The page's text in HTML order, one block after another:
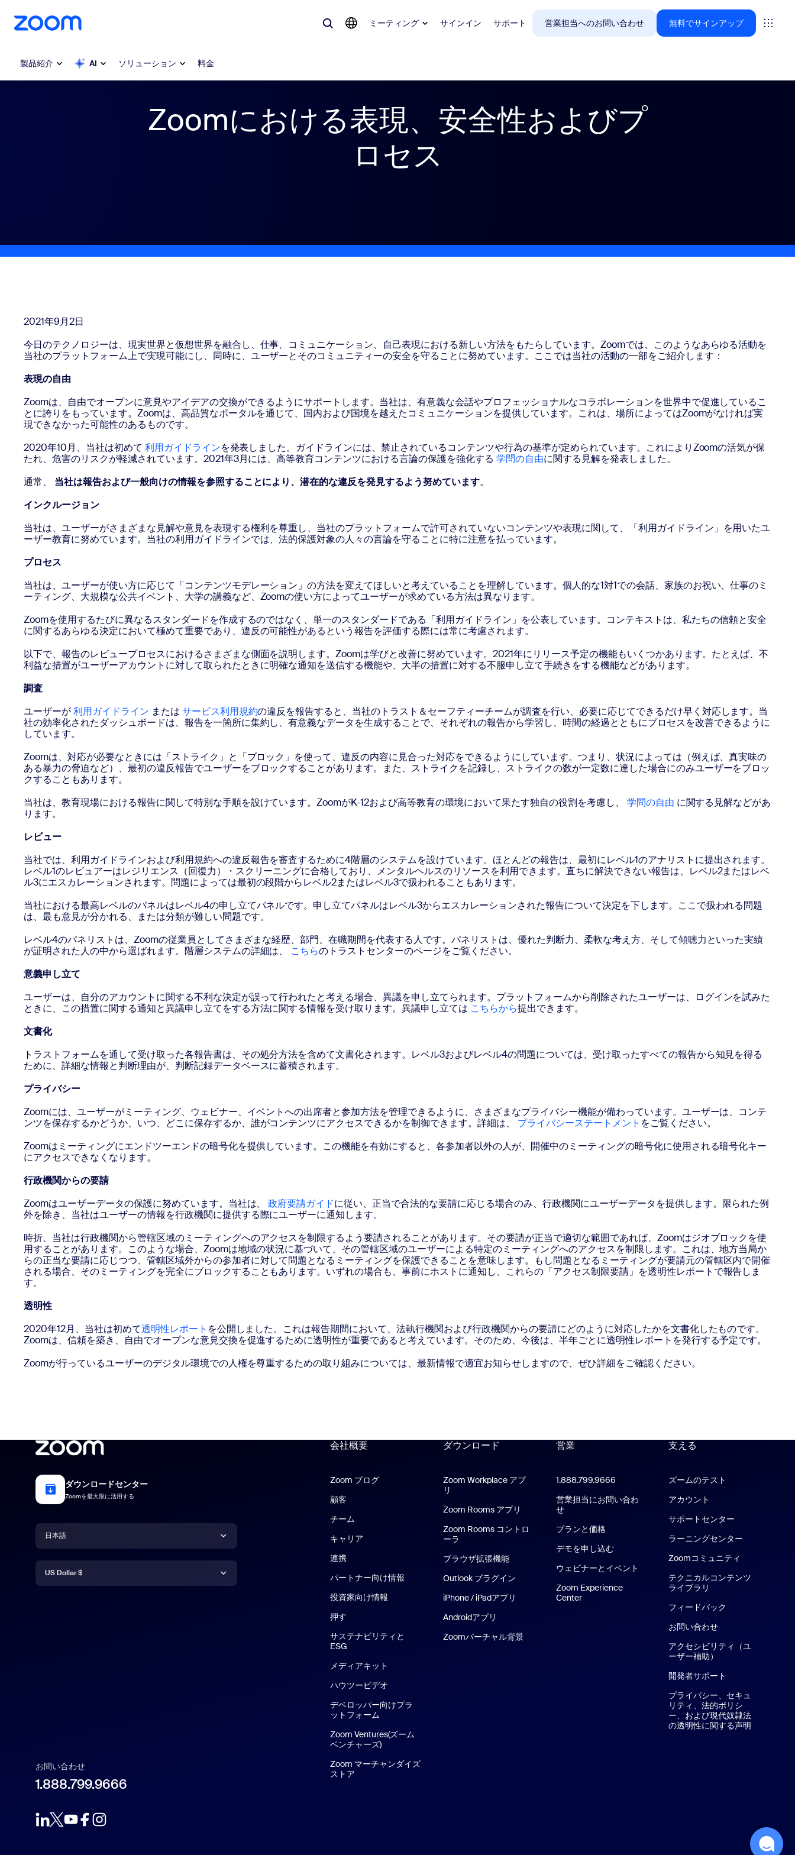
テンツへスキップ
ャットへスキップ
製品紹介 AI ソリューション 料金
ミーティング サインイン サポート 営業担当へのお問い合わせ 無料でサインアップ
人気
注目を集めているもの、トレンドになっているもの、話題を呼んでいるもの — Zoomのお客様が今関心を寄せているソリューションをご紹
Contact Center CXインサイト
デスクトップにインストール
ダウンロードセンター
お問い合わせ
+1.888.799.9666/ +1-888-303-1012
Zoomにおける表現、安全性およびプ
ロセス
2021年9月2日
今日のテクノロジーは、現実世界と仮想世界を融合し、仕事、コミュニケーション、自己表現における新しい方法をもたらしています。Zoomでは、このようなあらゆる活動を
当社のプラットフォーム上で実現可能にし、同時に、ユーザーとそのコミュニティーの安全を守ることに努めています。ここでは当社の活動の一部をご紹介します：
表現の自由
Zoomは、自由でオープンに意見やアイデアの交換ができるようにサポートします。当社は、有意義な会話やプロフェッショナルなコラボレーションを世界中で促進しているこ
とに誇りをもっています。Zoomは、高品質なポータルを通じて、国内および国境を越えたコミュニケーションを提供しています。これは、場所によってはZoomがなければ実
現できなかった可能性のあるものです。
2020年10月、当社は初めて 利用ガイドラインを発表しました。ガイドラインには、禁止されているコンテンツや行為の基準が定められています。これによりZoomの活気が保
たれ、危害のリスクが軽減されています。2021年3月には、高等教育コンテンツにおける言論の保護を強化する 学問の自由に関する見解を発表しました。
通常、 当社は報告および一般向けの情報を参照することにより、潜在的な違反を発見するよう努めています。
インクルージョン
当社は、ユーザーがさまざまな見解や意見を表現する権利を尊重し、当社のプラットフォームで許可されていないコンテンツや表現に関して、「利用ガイドライン」を用いたユ
ーザー教育に努めています。当社の利用ガイドラインでは、法的保護対象の人々の言論を守ることに特に注意を払っています。
プロセス
当社は、ユーザーが使い方に応じて「コンテンツモデレーション」の方法を変えてほしいと考えていることを理解しています。個人的な1対1での会話、家族のお祝い、仕事のミ
ーティング、大規模な公共イベント、大学の講義など、Zoomの使い方によってユーザーが求めている方法は異なります。
Zoomを使用するたびに異なるスタンダードを作成するのではなく、単一のスタンダードである「利用ガイドライン」を公表しています。コンテキストは、私たちの信頼と安全
に関するあらゆる決定において極めて重要であり、違反の可能性があるという報告を評価する際には常に考慮されます。
以下で、報告のレビュープロセスにおけるさまざまな側面を説明します。Zoomは学びと改善に努めています。2021年にリリース予定の機能もいくつかあります。たとえば、不
利益な措置がユーザーアカウントに対して取られたときに明確な通知を送信する機能や、大半の措置に対する不服申し立て手続きをする機能などがあります。
調査
ユーザーが利用ガイドライン または サービス利用規約の違反を報告すると、当社のトラスト＆セーフティーチームが調査を行い、必要に応じてできるだけ早く対応します。当
社の効率化されたダッシュボードは、報告を一箇所に集約し、有意義なデータを生成することで、それぞれの報告から学習し、時間の経過とともにプロセスを改善できるように
しています。
Zoomは、対応が必要なときには「ストライク」と「ブロック」を使って、違反の内容に見合った対応をできるようにしています。つまり、状況によっては（例えば、真実味の
ある暴力の脅迫など）、最初の違反報告でユーザーをブロックすることがあります。また、ストライクを記録し、ストライクの数が一定数に達した場合にのみユーザーをブロッ
クすることもあります。
当社は、教育現場における報告に関して特別な手順を設けています。ZoomがK-12および高等教育の環境において果たす独自の役割を考慮し、 学問の自由 に関する見解などがあ
ります。
レビュー
当社では、利用ガイドラインおよび利用規約への違反報告を審査するために4階層のシステムを設けています。ほとんどの報告は、最初にレベル1のアナリストに提出されます。
レベル1のレビュアーはレジリエンス（回復力）・スクリーニングに合格しており、メンタルヘルスのリソースを利用できます。直ちに解決できない報告は、レベル2またはレベ
ル3にエスカレーションされます。問題によっては最初の段階からレベル2またはレベル3で扱われることもあります。
当社における最高レベルのパネルはレベル4の申し立てパネルです。申し立てパネルはレベル3からエスカレーションされた報告について決定を下します。ここで扱われる問題
は、最も意見が分かれる、または分類が難しい問題です。
レベル4のパネリストは、Zoomの従業員としてさまざまな経歴、部門、在職期間を代表する人です。パネリストは、優れた判断力、柔軟な考え方、そして傾聴力といった実績
が証明された人の中から選ばれます。階層システムの詳細は、 こちらのトラストセンターのページをご覧ください。
意義申し立て
ユーザーは、自分のアカウントに関する不利な決定が誤って行われたと考える場合、異議を申し立てられます。プラットフォームから削除されたユーザーは、ログインを試みた
ときに、この措置に関する通知と異議申し立てをする方法に関する情報を受け取ります。異議申し立ては こちらから提出できます。
文書化
トラストフォームを通して受け取った各報告書は、その処分方法を含めて文書化されます。レベル3およびレベル4の問題については、受け取ったすべての報告から知見を得る
ために、詳細な情報と判断理由が、判断記録データベースに蓄積されます。
プライバシー
Zoomには、ユーザーがミーティング、ウェビナー、イベントへの出席者と参加方法を管理できるように、さまざまなプライバシー機能が備わっています。ユーザーは、コンテ
ンツを保存するかどうか、いつ、どこに保存するか、誰がコンテンツにアクセスできるかを制御できます。詳細は、 プライバシーステートメント をご覧ください。
Zoomはミーティングにエンドツーエンドの暗号化を提供しています。この機能を有効にすると、各参加者以外の人が、開催中のミーティングの暗号化に使用される暗号化キー
にアクセスできなくなります。
行政機関からの要請
Zoomはユーザーデータの保護に努めています。当社は、政府要請ガイドに従い、正当で合法的な要請に応じる場合のみ、行政機関にユーザーデータを提供します。限られた例
外を除き、当社はユーザーの情報を行政機関に提供する際にユーザーに通知します。
時折、当社は行政機関から管轄区域のミーティングへのアクセスを制限するよう要請されることがあります。その要請が正当で適切な範囲であれば、Zoomはジオブロックを使
用することがあります。このような場合、Zoomは地域の状況に基づいて、その管轄区域のユーザーによる特定のミーティングへのアクセスを制限します。これは、地方当局か
らの正当な要請に応じつつ、管轄区域外からの参加者に対して問題となるミーティングを保護できることを意味します。もし問題となるミーティングが要請元の管轄区内で開催
される場合、そのミーティングを完全にブロックすることもあります。いずれの場合も、事前にホストに通知し、これらの「アクセス制限要請」を透明性レポートで報告しま
す。
透明性
2020年12月、当社は初めて透明性レポート を公開しました。これは報告期間において、法執行機関および行政機関からの要請にどのように対応したかを文書化したものです。
Zoomは、信頼を築き、自由でオープンな意見交換を促進するために透明性が重要であると考えています。そのため、今後は、半年ごとに透明性レポートを発行する予定です。
Zoomが行っているユーザーのデジタル環境での人権を尊重するための取り組みについては、最新情報で適宜お知らせしますので、ぜひ詳細をご確認ください。
ダウンロードセンター
Zoomを最大限に活用する
言語
日本語
Deutsch
通貨
US Dollar $
お問い合わせ
1.888.799.9666
会社概要
Zoom ブログ
顧客
チーム
キャリア
連携
パートナー向け情報
投資家向け情報
押す
サステナビリティと
ESG
メディアキット
ハウツービデオ
デベロッパー向けプラ
ットフォーム
Zoom Ventures(ズーム
ベンチャーズ)
Zoom マーチャンダイズ
ストア
ダウンロード
Zoom Workplace アプ
リ
Zoom Rooms アプリ
Zoom Rooms アプリ
Zoom Rooms コントロ
ーラ
ブラウザ拡張機能
Outlook プラグイン
iPhone / iPadアプリ
Androidアプリ
Zoomバーチャル背景
営業
1.888.799.9666 クリックで発信
営業担当にお問い合わ
せ
プランと価格
デモを申し込む
ウェビナーとイベント
Zoom Experience
CenterZoom Experience Center
支える
支える
ズームのテスト
アカウント
サポートセンター
ラーニングセンター
Zoomコミュニティ
テクニカルコンテンツ
ライブラリ
フィードバック
お問い合わせ
アクセシビリティ（ユ
ーザー補助）
開発者サポート
プライバシー、セキュ
リティ、法的ポリシ
ー、および現代奴隷法
の透明性に関する声明